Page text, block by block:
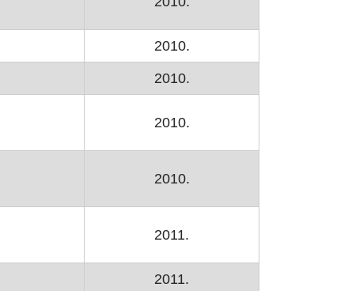
2010.
2010.
2010.
2010.
2011.
2011.